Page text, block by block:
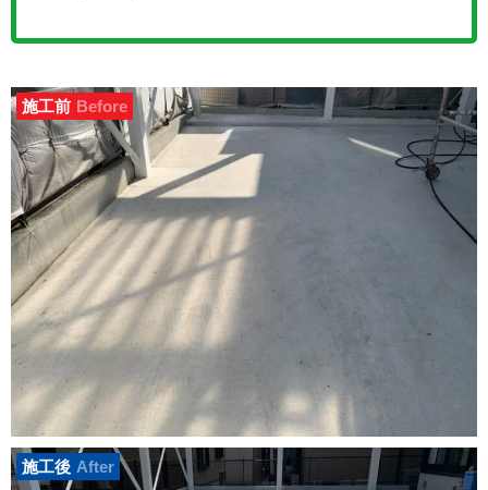
施工前 Before
施工後 After